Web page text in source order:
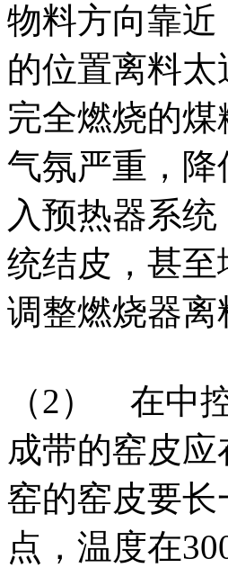
物料方向靠
的位置离料
完全燃烧的
气氛严重，
入预热器系
统结皮，甚
调整燃烧器
（2） 在中
成带的窑皮
窑的窑皮要
点，温度在